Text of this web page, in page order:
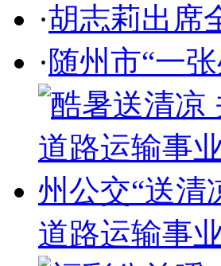
·胡志莉出席
·随州市“一
道路运输事